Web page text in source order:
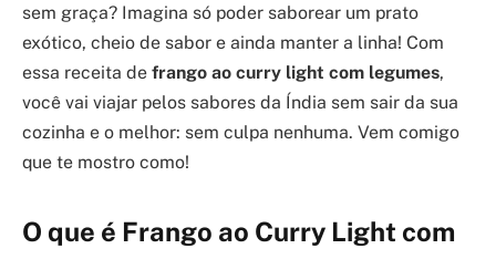
sem graça? Imagina só poder saborear um prato
exótico, cheio de sabor e ainda manter a linha! Com
essa receita de frango ao curry light com legumes,
você vai viajar pelos sabores da Índia sem sair da sua
cozinha e o melhor: sem culpa nenhuma. Vem comigo
que te mostro como!
O que é Frango ao Curry Light com